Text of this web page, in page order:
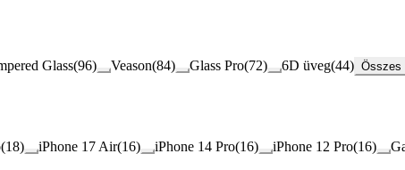
Glass(96) Veason(84) Glass Pro(72) 6D üveg(44) Összes
(18) iPhone 17 Air(16) iPhone 14 Pro(16) iPhone 12 Pro(16)